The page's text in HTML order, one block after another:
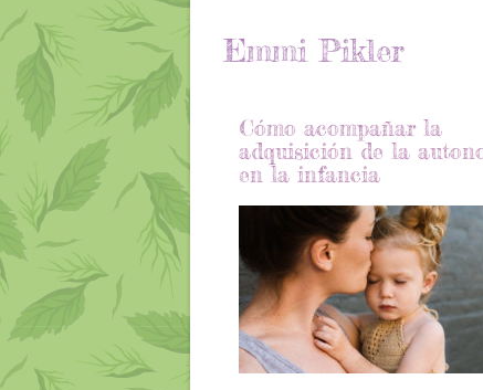
Emmi Pikler
Cómo acompañar la
adquisición de la
en la infancia